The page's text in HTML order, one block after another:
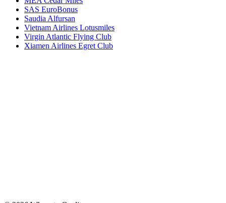
SAS EuroBonus
Saudia Alfursan
Vietnam Airlines Lotusmiles
Virgin Atlantic Flying Club
Xiamen Airlines Egret Club